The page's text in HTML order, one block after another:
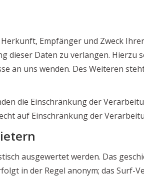
Empfänger und Zweck
dieser Daten zu verlangen. Hierzu
an uns wenden. Des Weiteren
die Einschränkung der
auf Einschränkung der
ausgewertet werden. Das
in der Regel anonym; das